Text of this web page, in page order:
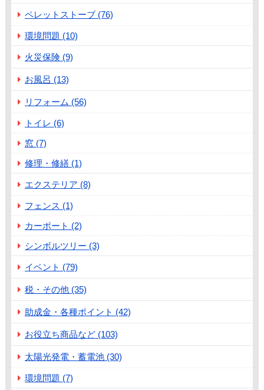
ペレットストーブ (76)
環境問題 (10)
火災保険 (9)
お風呂 (13)
リフォーム (56)
トイレ (6)
窓 (7)
修理・修繕 (1)
エクステリア (8)
フェンス (1)
カーポート (2)
シンボルツリー (3)
イベント (79)
税・その他 (35)
助成金・各種ポイント (42)
お役立ち商品など (103)
太陽光発電・蓄電池 (30)
環境問題 (7)